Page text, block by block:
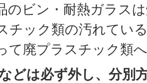
のビン・耐熱ガラス
チック類の汚れてい
て廃プラスチック類
どは必ず外し、分別